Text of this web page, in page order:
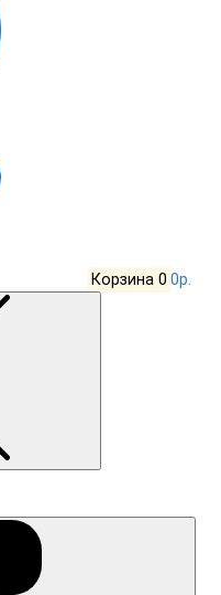
Корзина 0 0р.